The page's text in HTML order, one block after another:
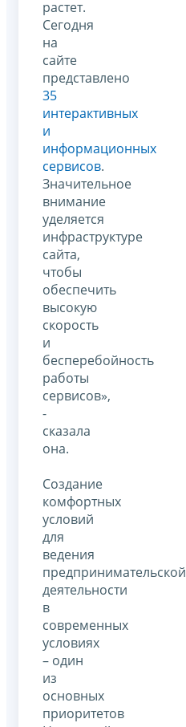
растет.
Сегодня
на
сайте
представлено
35
интерактивных
и
информационных
сервисов.
Значительное
внимание
уделяется
инфраструктуре
сайта,
чтобы
обеспечить
высокую
скорость
и
бесперебойность
работы
сервисов»,
-
сказала
она.
Создание
комфортных
условий
для
ведения
предпринимательской
деятельности
в
современных
условиях
– один
из
основных
приоритетов